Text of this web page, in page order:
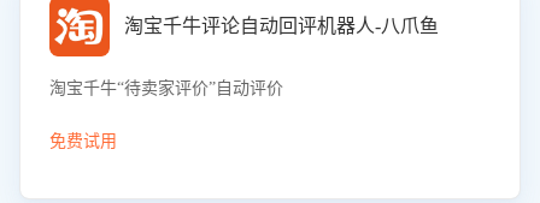
淘宝千牛评论自动回评机器人-八爪鱼
淘宝千牛“待卖家评价”自动评价
免费试用